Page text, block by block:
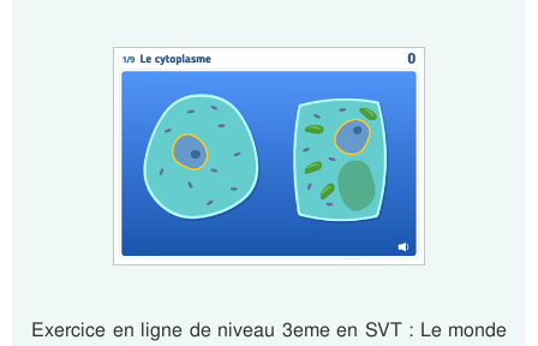
Exercice en ligne de niveau 3eme en SVT : Le monde